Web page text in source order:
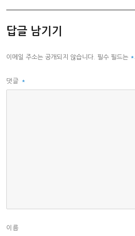
답글 남기기
이메일 주소는 공개되지 않습니다. 필수 필드는 *
댓글 *
이름